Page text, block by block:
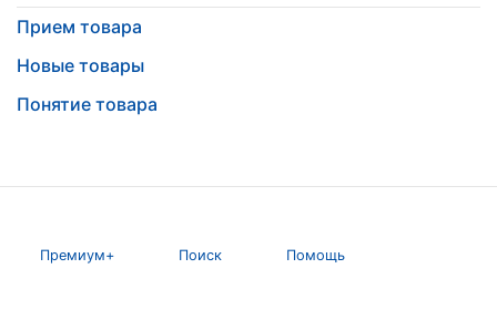
Прием товара
Новые товары
Понятие товара
Премиум+ Поиск Помощь